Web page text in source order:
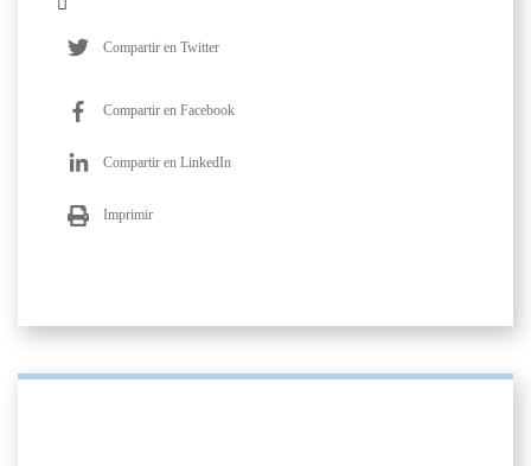
Compartir en Twitter
Compartir en Facebook
Compartir en LinkedIn
Imprimir